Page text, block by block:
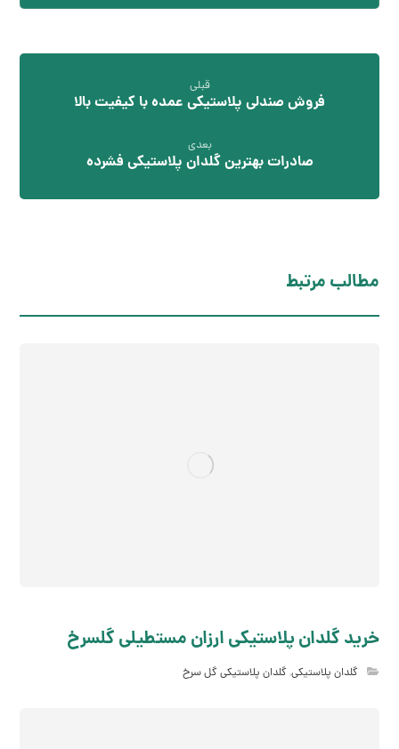
قبلی
فروش صندلی پلاستیکی عمده با کیفیت بالا
بعدی
صادرات بهترین گلدان پلاستیکی فشرده
مطالب مرتبط
خرید گلدان پلاستیکی ارزان مستطیلی گلسرخ
گلدان پلاستیکی,گلدان پلاستیکی گل سرخ